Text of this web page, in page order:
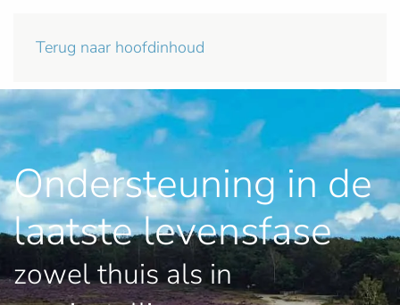
Terug naar hoofdinhoud
Ondersteuning in de
laatste levensfase
zowel thuis als in